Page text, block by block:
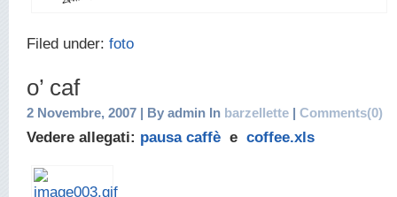
Filed under: foto
o’ caf
2 Novembre, 2007 | By admin In barzellette | Comments(0)
Vedere allegati: pausa caffè e coffee.xls